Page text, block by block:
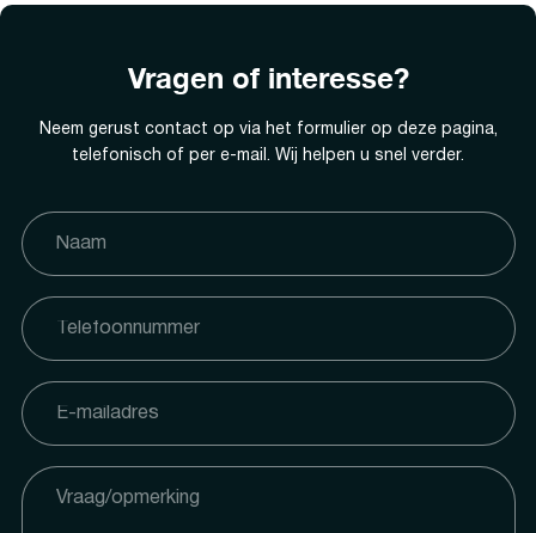
Vragen of interesse?
Neem gerust contact op via het formulier op deze pagina,
telefonisch of per e-mail. Wij helpen u snel verder.